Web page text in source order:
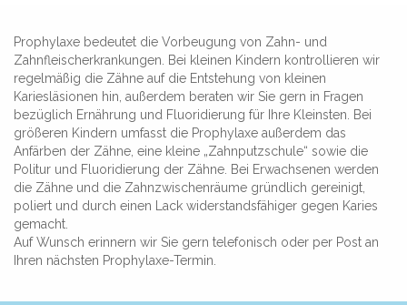
Prophylaxe bedeutet die Vorbeugung von Zahn- und
Zahnfleischerkrankungen. Bei kleinen Kindern kontrollieren wir
regelmäßig die Zähne auf die Entstehung von kleinen
Kariesläsionen hin, außerdem beraten wir Sie gern in Fragen
bezüglich Ernährung und Fluoridierung für Ihre Kleinsten. Bei
größeren Kindern umfasst die Prophylaxe außerdem das
Anfärben der Zähne, eine kleine „Zahnputzschule“ sowie die
Politur und Fluoridierung der Zähne. Bei Erwachsenen werden
die Zähne und die Zahnzwischenräume gründlich gereinigt,
poliert und durch einen Lack widerstandsfähiger gegen Karies
gemacht.
Auf Wunsch erinnern wir Sie gern telefonisch oder per Post an
Ihren nächsten Prophylaxe-Termin.